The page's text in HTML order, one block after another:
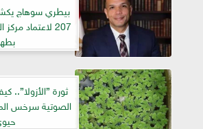
بيطري سوهاج
207 لاعتماد
ثورة ”الأزولا”..
الصوتية سرخس